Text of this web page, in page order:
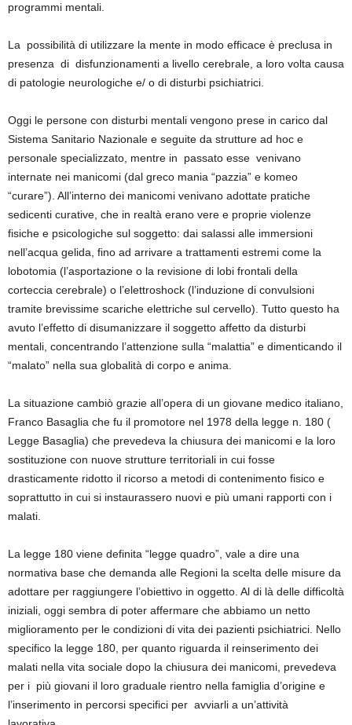
programmi mentali.
La possibilità di utilizzare la mente in modo efficace è preclusa in
presenza di disfunzionamenti a livello cerebrale, a loro volta causa
di patologie neurologiche e/ o di disturbi psichiatrici.
Oggi le persone con disturbi mentali vengono prese in carico dal
Sistema Sanitario Nazionale e seguite da strutture ad hoc e
personale specializzato, mentre in passato esse venivano
internate nei manicomi (dal greco mania “pazzia” e komeo
“curare”). All’interno dei manicomi venivano adottate pratiche
sedicenti curative, che in realtà erano vere e proprie violenze
fisiche e psicologiche sul soggetto: dai salassi alle immersioni
nell’acqua gelida, fino ad arrivare a trattamenti estremi come la
lobotomia (l’asportazione o la revisione di lobi frontali della
corteccia cerebrale) o l’elettroshock (l’induzione di convulsioni
tramite brevissime scariche elettriche sul cervello). Tutto questo ha
avuto l’effetto di disumanizzare il soggetto affetto da disturbi
mentali, concentrando l’attenzione sulla “malattia” e dimenticando il
“malato” nella sua globalità di corpo e anima.
La situazione cambiò grazie all’opera di un giovane medico italiano,
Franco Basaglia che fu il promotore nel 1978 della legge n. 180 (
Legge Basaglia) che prevedeva la chiusura dei manicomi e la loro
sostituzione con nuove strutture territoriali in cui fosse
drasticamente ridotto il ricorso a metodi di contenimento fisico e
soprattutto in cui si instaurassero nuovi e più umani rapporti con i
malati.
La legge 180 viene definita “legge quadro”, vale a dire una
normativa base che demanda alle Regioni la scelta delle misure da
adottare per raggiungere l’obiettivo in oggetto. Al di là delle difficoltà
iniziali, oggi sembra di poter affermare che abbiamo un netto
miglioramento per le condizioni di vita dei pazienti psichiatrici. Nello
specifico la legge 180, per quanto riguarda il reinserimento dei
malati nella vita sociale dopo la chiusura dei manicomi, prevedeva
per i più giovani il loro graduale rientro nella famiglia d’origine e
l’inserimento in percorsi specifici per avviarli a un’attività